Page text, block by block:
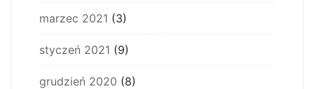
marzec 2021 (3)
styczeń 2021 (9)
grudzień 2020 (8)